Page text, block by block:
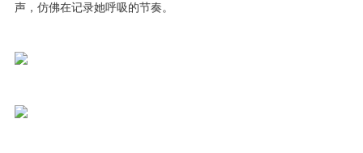
声，仿佛在记录她呼吸的节奏。